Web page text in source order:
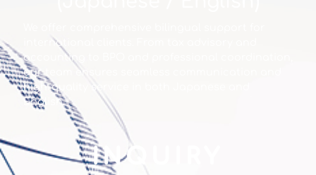
international clients. From tax advisory and
accounting to BPO and professional coordination,
our team ensures seamless communication and
high-quality service in both Japanese and
English.
INQUIRY